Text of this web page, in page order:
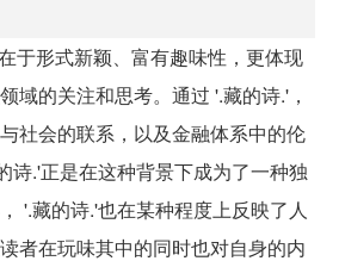
于形式新颖、富有趣味性，更体现
域的关注和思考。通过 '.藏的诗.'，
社会的联系，以及金融体系中的伦
诗.'正是在这种背景下成为了一种独
'.藏的诗.'也在某种程度上反映了人
者在玩味其中的同时也对自身的内